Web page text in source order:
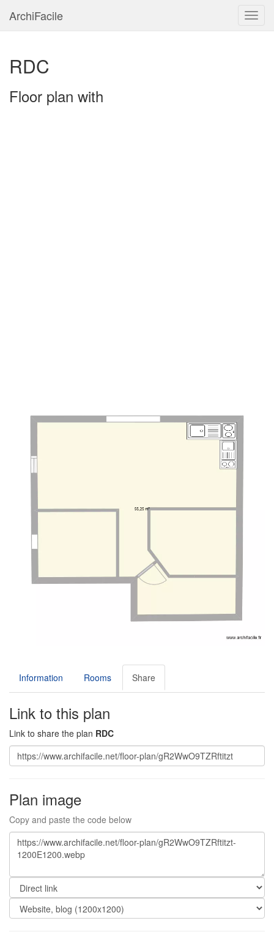
ArchiFacile
RDC
Floor plan with
Information Rooms Share
Link to this plan
Link to share the plan RDC
Plan image
Copy and paste the code below